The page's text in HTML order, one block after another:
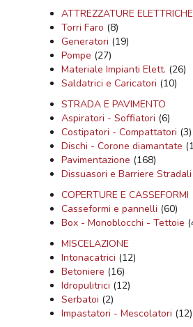
ATTREZZATURE ELETTRICHE
Torri Faro (8)
Generatori (19)
Pompe (27)
Materiale Impianti Elett. (26)
Saldatrici e Caricatori (10)
STRADA E PAVIMENTO
Aspiratori - Soffiatori (6)
Costipatori - Compattatori (3)
Dischi - Corone diamantate
Pavimentazione (168)
Dissuasori e Barriere Stradali
COPERTURE E CASSEFORMI
Casseformi e pannelli (60)
Box - Monoblocchi - Tettoie
MISCELAZIONE
Intonacatrici (12)
Betoniere (16)
Idropulitrici (12)
Serbatoi (2)
Impastatori - Mescolatori (12)